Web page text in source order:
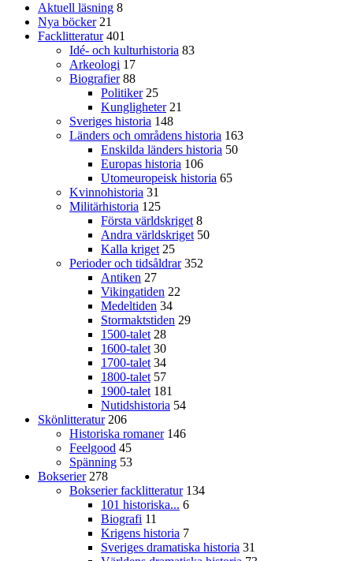
Aktuell läsning 8
Nya böcker 21
Facklitteratur 401
Idé- och kulturhistoria 83
Arkeologi 17
Biografier 88
Politiker 25
Kungligheter 21
Sveriges historia 148
Länders och områdens historia 163
Enskilda länders historia 50
Europas historia 106
Utomeuropeisk historia 65
Kvinnohistoria 31
Militärhistoria 125
Första världskriget 8
Andra världskriget 50
Kalla kriget 25
Perioder och tidsåldrar 352
Antiken 27
Vikingatiden 22
Medeltiden 34
Stormaktstiden 29
1500-talet 28
1600-talet 30
1700-talet 34
1800-talet 57
1900-talet 181
Nutidshistoria 54
Skönlitteratur 206
Historiska romaner 146
Feelgood 45
Spänning 53
Bokserier 278
Bokserier facklitteratur 134
101 historiska... 6
Biografi 11
Krigens historia 7
Sveriges dramatiska historia 31